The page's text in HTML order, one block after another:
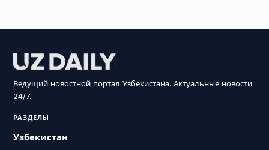
Ведущий новостной портал Узбекистана. Актуальные новости
24/7.
РАЗДЕЛЫ
Узбекистан